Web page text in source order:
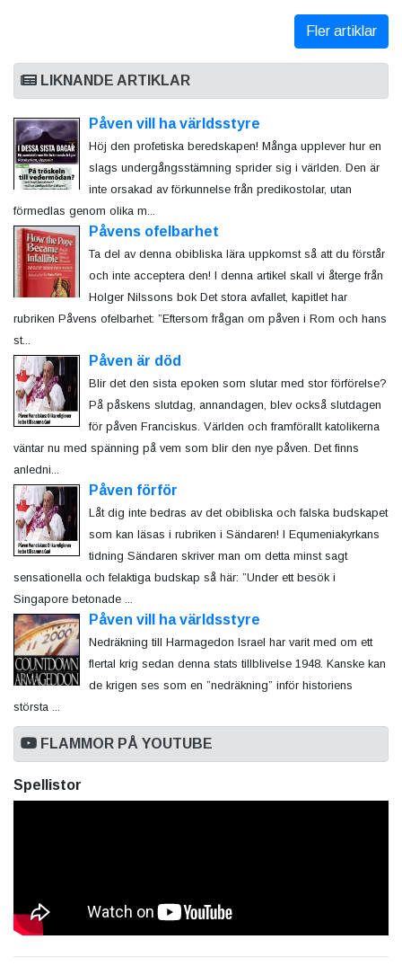
Fler artiklar
LIKNANDE ARTIKLAR
Påven vill ha världsstyre
Höj den profetiska beredskapen! Många upplever hur en
slags undergångsstämning sprider sig i världen. Den är
inte orsakad av förkunnelse från predikostolar, utan
förmedlas genom olika m...
Påvens ofelbarhet
Ta del av denna obibliska lära uppkomst så att du förstår
och inte acceptera den! I denna artikel skall vi återge från
Holger Nilssons bok Det stora avfallet, kapitlet har
rubriken Påvens ofelbarhet: ”Eftersom frågan om påven i Rom och hans
st...
Påven är död
Blir det den sista epoken som slutar med stor förförelse?
På påskens slutdag, annandagen, blev också slutdagen
för påven Franciskus. Världen och framförallt katolikerna
väntar nu med spänning på vem som blir den nye påven. Det finns
anledni...
Påven förför
Låt dig inte bedras av det obibliska och falska budskapet
som kan läsas i rubriken i Sändaren! I Equmeniakyrkans
tidning Sändaren skriver man om detta minst sagt
sensationella och felaktiga budskap så här: ”Under ett besök i
Singapore betonade ...
Påven vill ha världsstyre
Nedräkning till Harmagedon Israel har varit med om ett
flertal krig sedan denna stats tillblivelse 1948. Kanske kan
de krigen ses som en ”nedräkning” inför historiens
största ...
FLAMMOR PÅ YOUTUBE
Spellistor